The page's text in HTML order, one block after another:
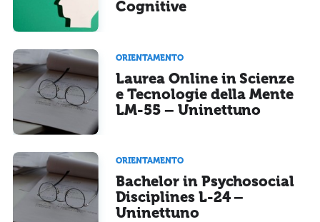
Cognitive
ORIENTAMENTO
Laurea Online in Scienze
e Tecnologie della Mente
LM-55 – Uninettuno
ORIENTAMENTO
Bachelor in Psychosocial
Disciplines L-24 –
Uninettuno